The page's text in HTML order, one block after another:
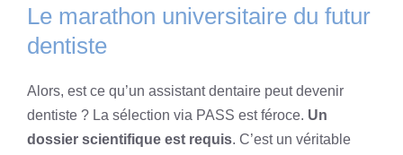
Le marathon universitaire du futur
dentiste
Alors, est ce qu’un assistant dentaire peut devenir
dentiste ? La sélection via PASS est féroce. Un
dossier scientifique est requis. C’est un véritable